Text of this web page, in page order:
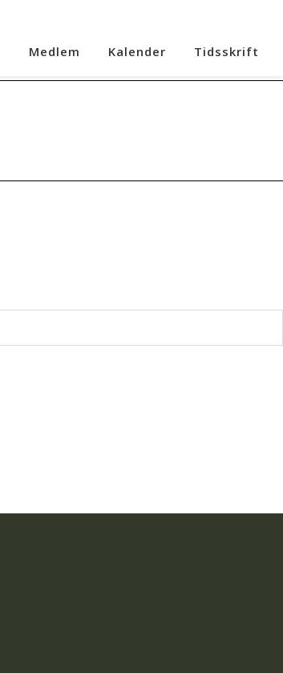
Medlem Kalender Tidsskrift